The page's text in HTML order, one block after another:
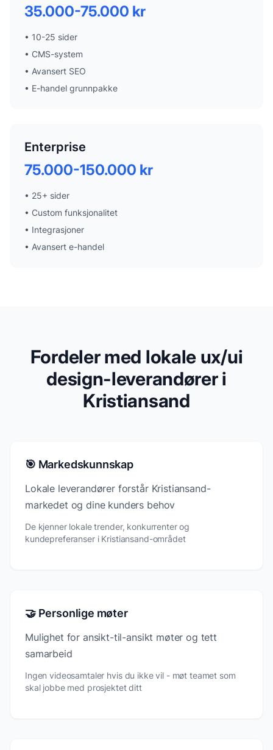
35.000-75.000 kr
• 10-25 sider
• CMS-system
• Avansert SEO
• E-handel grunnpakke
Enterprise
75.000-150.000 kr
• 25+ sider
• Custom funksjonalitet
• Integrasjoner
• Avansert e-handel
Fordeler med lokale ux/ui
design-leverandører i
Kristiansand
🎯 Markedskunnskap
Lokale leverandører forstår Kristiansand-
markedet og dine kunders behov
De kjenner lokale trender, konkurrenter og
kundepreferanser i Kristiansand-området
🤝 Personlige møter
Mulighet for ansikt-til-ansikt møter og tett
samarbeid
Ingen videosamtaler hvis du ikke vil - møt teamet som
skal jobbe med prosjektet ditt